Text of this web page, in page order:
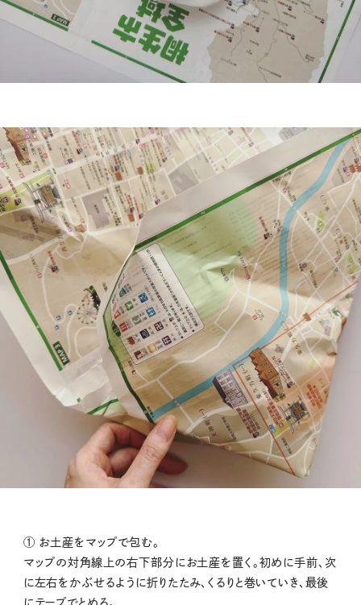
① お土産をマップで包む。
マップの対角線上の右下部分にお土産を置く。初めに手前、次
に左右をかぶせるように折りたたみ、くるりと巻いていき、最後
にテープでとめる。